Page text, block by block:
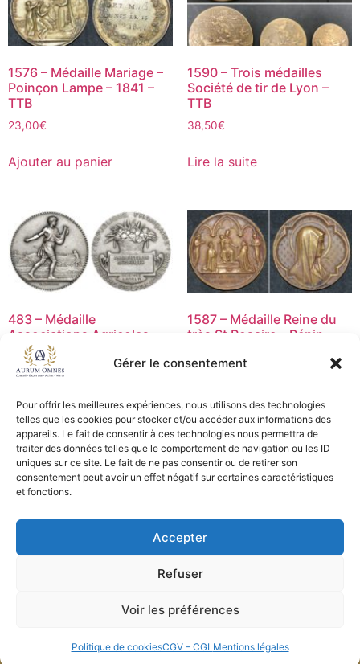
Gérer le consentement
Pour offrir les meilleures expériences, nous utilisons des technologies
telles que les cookies pour stocker et/ou accéder aux informations des
appareils. Le fait de consentir à ces technologies nous permettra de
traiter des données telles que le comportement de navigation ou les ID
uniques sur ce site. Le fait de ne pas consentir ou de retirer son
consentement peut avoir un effet négatif sur certaines caractéristiques
et fonctions.
Accepter
Refuser
Voir les préférences
Politique de cookiesCGV – CGLMentions légales
1576 – Médaille Mariage –
Poinçon Lampe – 1841 –
TTB
23,00€
Ajouter au panier
1590 – Trois médailles
Société de tir de Lyon –
TTB
38,50€
Lire la suite
483 – Médaille
Associations Agricoles –
TTB+
55,00€
Lire la suite
1587 – Médaille Reine du
très St Rosaire – Pénin –
15,00€
Ajouter au panier
CGV - CGL
Copyright © 2026 Aurum Omnes